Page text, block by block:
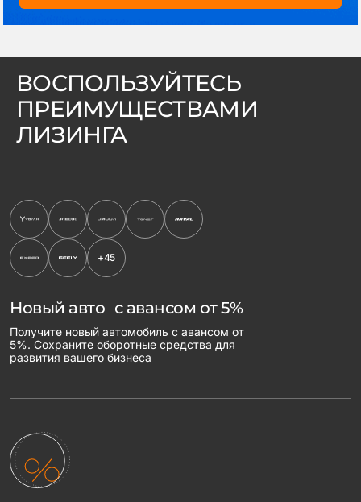
ВОСПОЛЬЗУЙТЕСЬ
ПРЕИМУЩЕСТВАМИ
ЛИЗИНГА
+45
Новый авто с авансом от 5%
Получите новый автомобиль с авансом от
5%. Сохраните оборотные средства для
развития вашего бизнеса